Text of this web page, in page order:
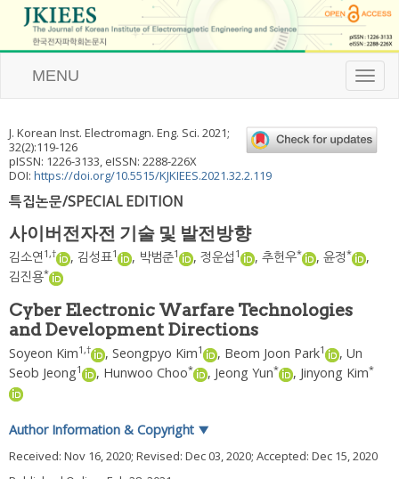
T
o
l
e
a
t
MENU
J. Korean Inst. Electromagn. Eng. Sci. 2021;
32(2):119-126
pISSN: 1226-3133, eISSN: 2288-226X
DOI: https://doi.org/10.5515/KJKIEES.2021.32.2.119
특집논문/SPECIAL EDITION
사이버전자전 기술 및 발전방향
김소연 1,† , 김성표1 , 박범준1 , 정운섭 1 , 추헌우* , 윤정*
,
김진용*
Cyber Electronic Warfare Technologies
and Development Directions
Soyeon Kim1,† , Seongpyo Kim1 , Beom Joon Park1 , Un
Seob Jeong1 , Hunwoo Choo* , Jeong Yun* , Jinyong Kim*
Author Information & Copyright ▼
Received: Nov 16, 2020; Revised: Dec 03, 2020; Accepted: Dec 15, 2020